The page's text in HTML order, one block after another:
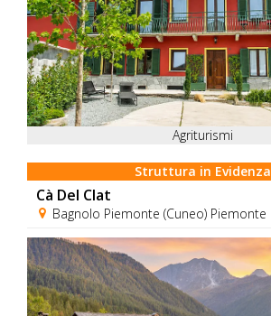
Agriturismi
Struttura in Evidenza
Cà Del Clat
Bagnolo Piemonte (Cuneo) Piemonte